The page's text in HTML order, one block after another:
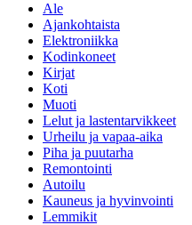
Ale
Ajankohtaista
Elektroniikka
Kodinkoneet
Kirjat
Koti
Muoti
Lelut ja lastentarvikkeet
Urheilu ja vapaa-aika
Piha ja puutarha
Remontointi
Autoilu
Kauneus ja hyvinvointi
Lemmikit